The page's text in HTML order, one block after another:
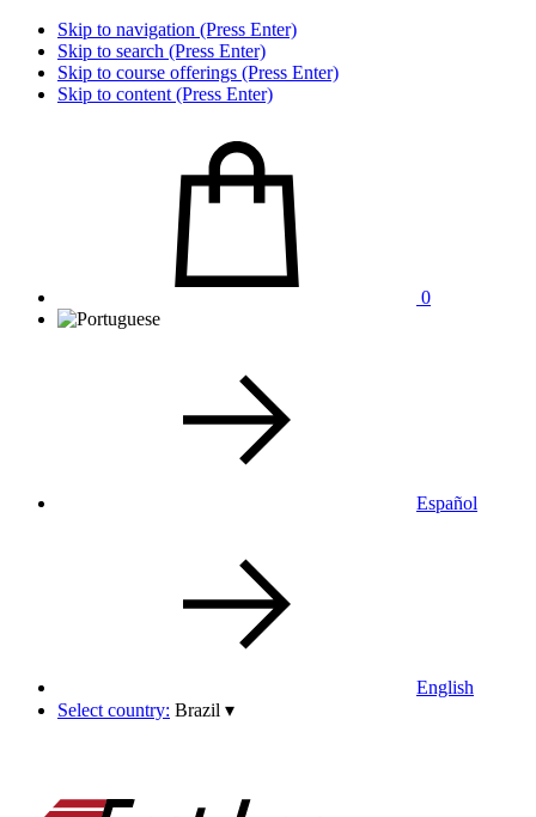
Skip to navigation (Press Enter)
Skip to search (Press Enter)
Skip to course offerings (Press Enter)
Skip to content (Press Enter)
0
Español
English
Select country: Brazil ▾